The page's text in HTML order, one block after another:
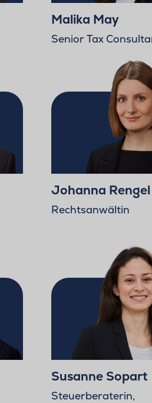
Malika May
Senior Tax
Johanna Rengel
Rechtsanwältin
Susanne Sopart
Steuerberaterin,